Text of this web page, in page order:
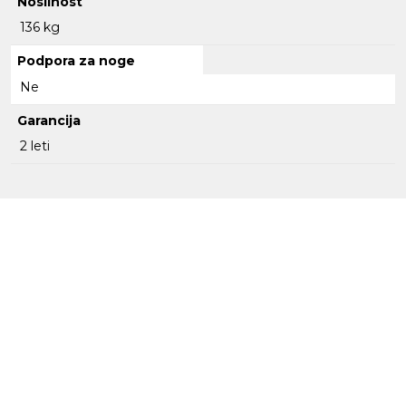
136 kg
Podpora za noge
Ne
Garancija
2 leti